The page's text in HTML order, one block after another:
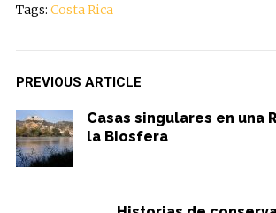
Tags: Costa Rica
PREVIOUS ARTICLE
Casas singulares en una
la Biosfera